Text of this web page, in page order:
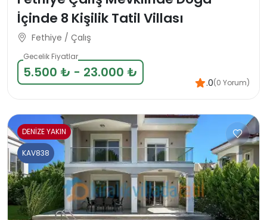
İçinde 8 Kişilik Tatil Villası
Fethiye / Çalış
Gecelik Fiyatlar
5.500 ₺ - 23.000 ₺
.0(0 Yorum)
DENİZE YAKIN
KAV838